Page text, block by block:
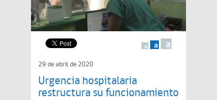
a a a
29 de abril de 2020
Urgencia hospitalaria
restructura su funcionamiento